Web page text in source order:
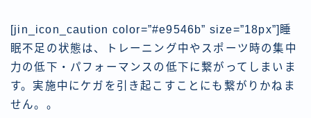
[jin_icon_caution color=”#e9546b” size=”18px”]睡
眠不足の状態は、トレーニング中やスポーツ時の集中
力の低下・パフォーマンスの低下に繋がってしまいま
す。実施中にケガを引き起こすことにも繋がりかねま
せん。。